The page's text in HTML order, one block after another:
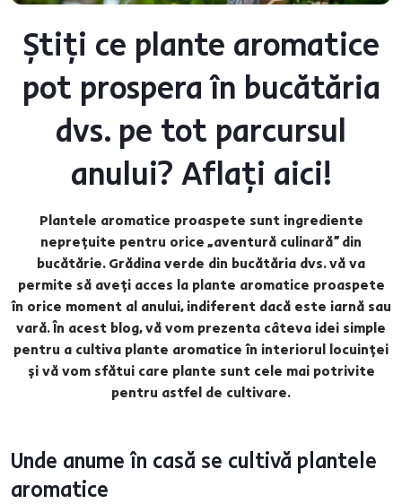
Știți ce plante aromatice
pot prospera în bucătăria
dvs. pe tot parcursul
anului? Aflați aici!
Plantele aromatice proaspete sunt ingrediente
neprețuite pentru orice „aventură culinară” din
bucătărie. Grădina verde din bucătăria dvs. vă va
permite să aveți acces la plante aromatice proaspete
în orice moment al anului, indiferent dacă este iarnă sau
vară. În acest blog, vă vom prezenta câteva idei simple
pentru a cultiva plante aromatice în interiorul locuinței
și vă vom sfătui care plante sunt cele mai potrivite
pentru astfel de cultivare.
Unde anume în casă se cultivă plantele
aromatice